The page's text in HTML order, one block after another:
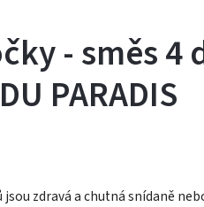
- směs 4
PARADIS
zdravá a chutná snídaně